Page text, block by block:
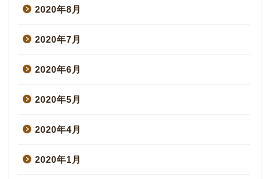
2020年8月
2020年7月
2020年6月
2020年5月
2020年4月
2020年1月